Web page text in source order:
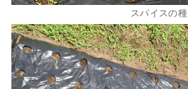
スパイスの種